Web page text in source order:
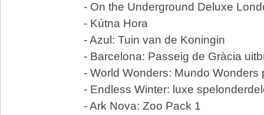
- On the Underground Deluxe
- Kútna Hora
- Azul: Tuin van de Koningin
- Barcelona: Passeig de Gràcia
- World Wonders: Mundo Wonders
- Endless Winter: luxe
- Ark Nova: Zoo Pack 1